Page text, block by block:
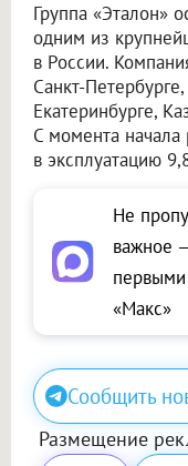
Группа «Эталон»
одним из
в России.
Санкт-
Екатеринбурге,
С момента начала
в эксплуатацию
Не
важное
«Макс»
Сообщить
Размещение